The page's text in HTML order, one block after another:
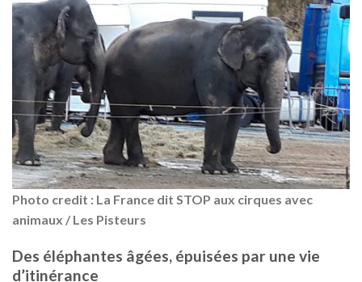
Photo credit : La France dit STOP aux cirques avec
animaux / Les Pisteurs
Des éléphantes âgées, épuisées par une vie
d’itinérance